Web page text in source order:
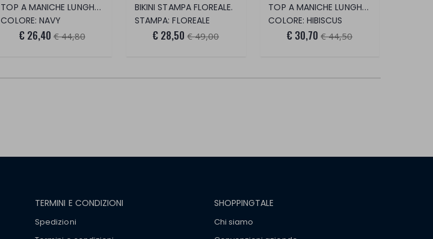
TOP A MANICHE LUNGHE BLU NAVY CON RIGHE
COLORE: NAVY
€ 26,40 € 44,80
BIKINI STAMPA FLOREALE.
STAMPA: FLOREALE
€ 28,50 € 49,00
TOP A MANICHE LUNGHE HIBISCUS BOARDS.
COLORE: HIBISCUS
€ 30,70 € 44,50
TERMINI E CONDIZIONI
Spedizioni
SHOPPINGTALE
Chi siamo